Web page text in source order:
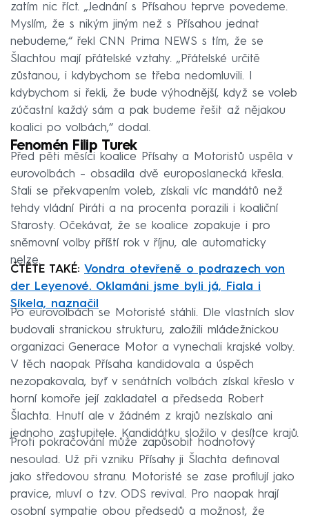
zatím nic říct. „Jednání s Přísahou teprve povedeme.
Myslím, že s nikým jiným než s Přísahou jednat
nebudeme,“ řekl CNN Prima NEWS s tím, že se
Šlachtou mají přátelské vztahy. „Přátelské určitě
zůstanou, i kdybychom se třeba nedomluvili. I
kdybychom si řekli, že bude výhodnější, když se voleb
zúčastní každý sám a pak budeme řešit až nějakou
koalici po volbách,“ dodal.
Fenomén Filip Turek
Před pěti měsíci koalice Přísahy a Motoristů uspěla v
eurovolbách – obsadila dvě europoslanecká křesla.
Stali se překvapením voleb, získali víc mandátů než
tehdy vládní Piráti a na procenta porazili i koaliční
Starosty. Očekávat, že se koalice zopakuje i pro
sněmovní volby příští rok v říjnu, ale automaticky
nelze.
ČTĚTE TAKÉ: Vondra otevřeně o podrazech von
der Leyenové. Oklamáni jsme byli já, Fiala i
Síkela, naznačil
Po eurovolbách se Motoristé stáhli. Dle vlastních slov
budovali stranickou strukturu, založili mládežnickou
organizaci Generace Motor a vynechali krajské volby.
V těch naopak Přísaha kandidovala a úspěch
nezopakovala, byť v senátních volbách získal křeslo v
horní komoře její zakladatel a předseda Robert
Šlachta. Hnutí ale v žádném z krajů nezískalo ani
jednoho zastupitele. Kandidátku složilo v desítce krajů.
Proti pokračování může zapůsobit hodnotový
nesoulad. Už při vzniku Přísahy ji Šlachta definoval
jako středovou stranu. Motoristé se zase profilují jako
pravice, mluví o tzv. ODS revival. Pro naopak hrají
osobní sympatie obou předsedů a možnost, že